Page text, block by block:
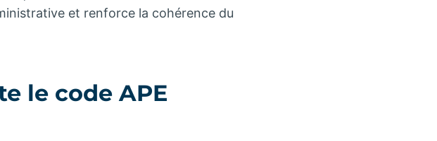
et renforce la cohérence du
le code APE